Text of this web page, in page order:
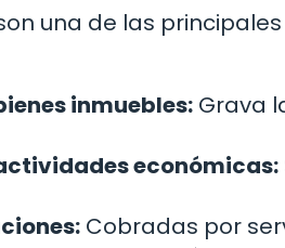
una de las
inmuebles: Grava
económicas:
Cobradas por